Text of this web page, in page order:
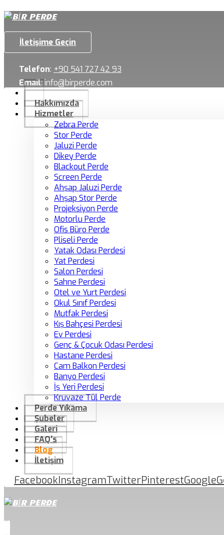
İletişime Geçin
Telefon: +90 541 727 42 93
Email:info@birperde.com
Hakkımızda
Hizmetler
Zebra Perde
Stor Perde
Jaluzi Perde
Dikey Perde
Blackout Perde
Screen Perde
Ahşap Jaluzi Perde
Ahşap Stor Perde
Projeksiyon Perde
Motorlu Perde
Ofis Büro Perde
Pliseli Perde
Yatak Odası Perdesi
Yat Perdesi
Salon Perdesi
Sahne Perdesi
Otel ve Yurt Perdesi
Okul Sınıf Perdesi
Mutfak Perdesi
Kış Bahçesi Perdesi
Ev Perdesi
Genç & Çocuk Odası Perdesi
Hastane Perdesi
Cam Balkon Perdesi
Banyo Perdesi
İş Yeri Perdesi
Kruvaze Tül Perde
Perde Yıkama
Şubeler
Galeri
FAQ’s
Blog
İletişim
FacebookInstagramTwitterPinterestGoogle